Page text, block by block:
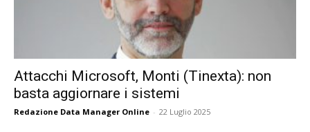
Attacchi Microsoft, Monti (Tinexta): non
basta aggiornare i sistemi
Redazione Data Manager Online - 22 Luglio 2025